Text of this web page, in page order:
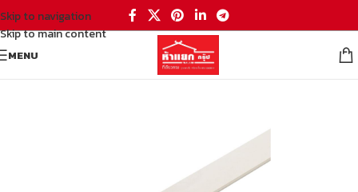
Skip to navigation
Skip to main content
MENU
วัสดุก่อสร้าง/ไม้ตกแต่ง